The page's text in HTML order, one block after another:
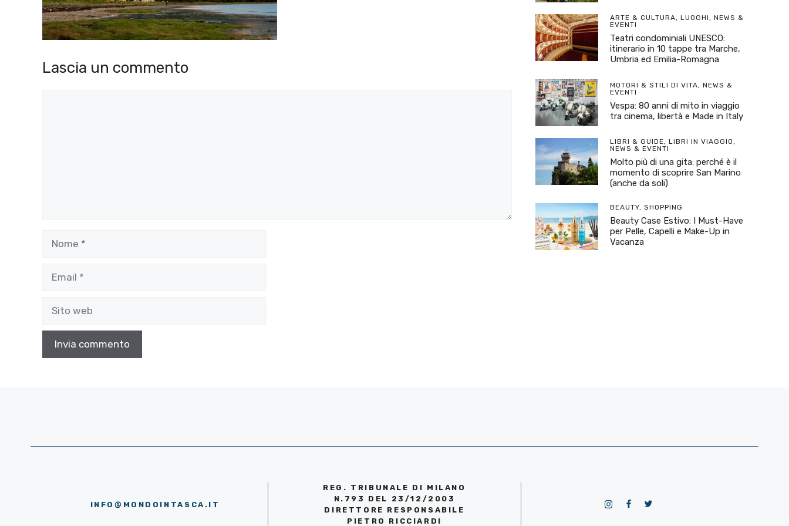
Lascia un commento
ARTE & CULTURA, LUOGHI, NEWS &
EVENTI
Teatri condominiali UNESCO:
itinerario in 10 tappe tra Marche,
Umbria ed Emilia-Romagna
MOTORI & STILI DI VITA, NEWS &
EVENTI
Vespa: 80 anni di mito in viaggio
tra cinema, libertà e Made in Italy
LIBRI & GUIDE, LIBRI IN VIAGGIO,
NEWS & EVENTI
Molto più di una gita: perché è il
momento di scoprire San Marino
(anche da soli)
BEAUTY, SHOPPING
Beauty Case Estivo: I Must-Have
per Pelle, Capelli e Make-Up in
Vacanza
INFO@MONDOINTASCA.IT
REG. TRIBUNALE DI MILANO
N.793 DEL 23/12/2003
DIRETTORE RESPONSABILE
PIETRO RICCIARDI